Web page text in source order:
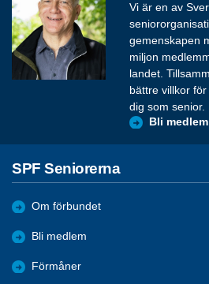
Vi är en av
gemenskapen
miljon
landet.
bättre villkor
dig som senior.
Bli
SPF Seniorerna
Om förbundet
Bli medlem
Förmåner